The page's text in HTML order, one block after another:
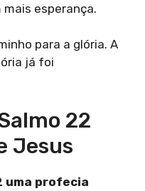
esperança.
para a glória. A
já foi
22
Jesus
uma profecia